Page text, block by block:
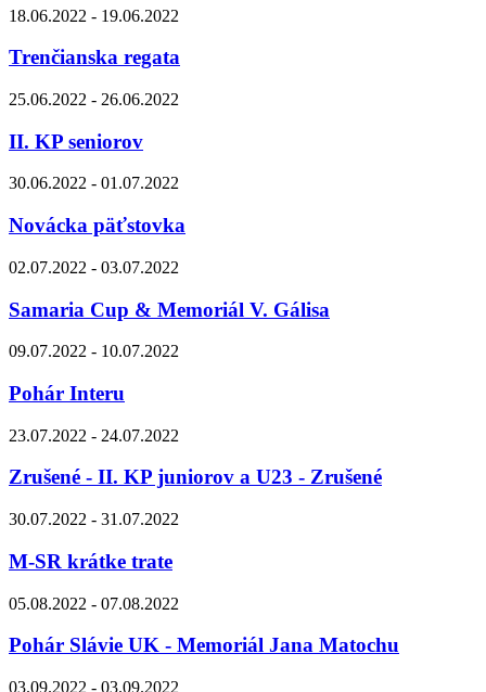
18.06.2022 - 19.06.2022
Trenčianska regata
25.06.2022 - 26.06.2022
II. KP seniorov
30.06.2022 - 01.07.2022
Novácka päťstovka
02.07.2022 - 03.07.2022
Samaria Cup & Memoriál V. Gálisa
09.07.2022 - 10.07.2022
Pohár Interu
23.07.2022 - 24.07.2022
Zrušené - II. KP juniorov a U23 - Zrušené
30.07.2022 - 31.07.2022
M-SR krátke trate
05.08.2022 - 07.08.2022
Pohár Slávie UK - Memoriál Jana Matochu
03.09.2022 - 03.09.2022